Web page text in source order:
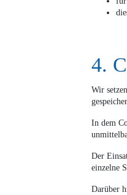
4.
Wir
In dem
Der
einzelne
Darüber